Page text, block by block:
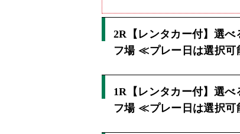
2R【レンタカー付】選べ
フ場 ≪プレー日は選択
1R【レンタカー付】選べ
フ場 ≪プレー日は選択